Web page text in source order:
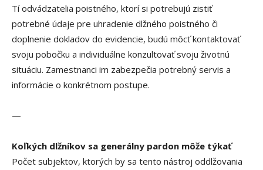
Tí odvádzatelia poistného, ktorí si potrebujú zistiť
potrebné údaje pre uhradenie dlžného poistného či
doplnenie dokladov do evidencie, budú môcť kontaktovať
svoju pobočku a individuálne konzultovať svoju životnú
situáciu. Zamestnanci im zabezpečia potrebný servis a
informácie o konkrétnom postupe.
—
Koľkých dlžníkov sa generálny pardon môže týkať
Počet subjektov, ktorých by sa tento nástroj oddlžovania